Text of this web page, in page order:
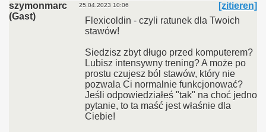
szymonmarc
(Gast)
25.04.2023 10:06
[zitieren]
Flexicoldin - czyli ratunek dla Twoich
stawów!
Siedzisz zbyt długo przed komputerem?
Lubisz intensywny trening? A może po
prostu czujesz ból stawów, który nie
pozwala Ci normalnie funkcjonować?
Jeśli odpowiedziałeś "tak" na choć jedno
pytanie, to ta maść jest właśnie dla
Ciebie!